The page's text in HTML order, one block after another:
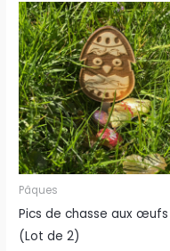
Pâques
Pics de chasse aux œufs
(Lot de 2)